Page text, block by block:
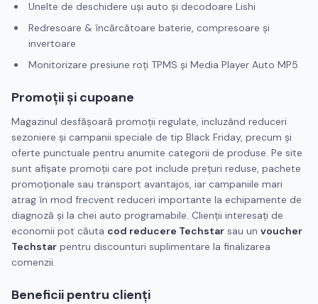
Unelte de deschidere uși auto și decodoare Lishi
Redresoare & încărcătoare baterie, compresoare și
invertoare
Monitorizare presiune roți TPMS și Media Player Auto MP5
Promoții și cupoane
Magazinul desfășoară promoții regulate, incluzând reduceri
sezoniere și campanii speciale de tip Black Friday, precum și
oferte punctuale pentru anumite categorii de produse. Pe site
sunt afișate promoții care pot include prețuri reduse, pachete
promoționale sau transport avantajos, iar campaniile mari
atrag în mod frecvent reduceri importante la echipamente de
diagnoză și la chei auto programabile. Clienții interesați de
economii pot căuta cod reducere Techstar sau un voucher
Techstar pentru discounturi suplimentare la finalizarea
comenzii.
Beneficii pentru clienți